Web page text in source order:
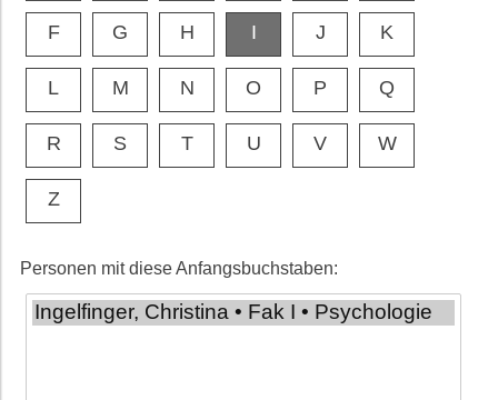
Barrierefreiheit
F G H I J K
L M N O P Q
R S T U V W
Z
Personen mit diese Anfangsbuchstaben: